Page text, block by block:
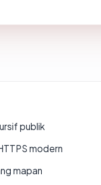
publik
modern
mapan